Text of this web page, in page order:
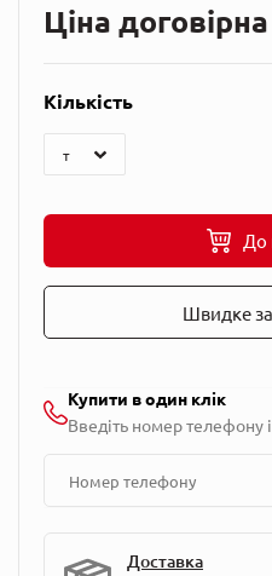
Ціна договірна
Кількість
До
Швидке
Купити в один клік
Введіть номер телефону
Доставка